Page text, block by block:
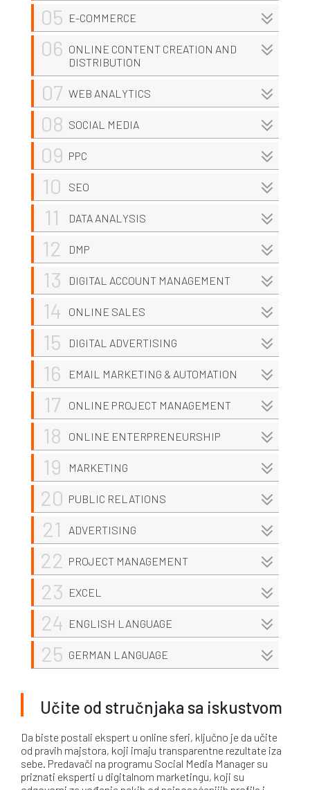
05 E-COMMERCE
06 ONLINE CONTENT CREATION AND
DISTRIBUTION
07 WEB ANALYTICS
08 SOCIAL MEDIA
09 PPC
10 SEO
11 DATA ANALYSIS
12 DMP
13 DIGITAL ACCOUNT MANAGEMENT
14 ONLINE SALES
15 DIGITAL ADVERTISING
16 EMAIL MARKETING & AUTOMATION
17 ONLINE PROJECT MANAGEMENT
18 ONLINE ENTERPRENEURSHIP
19 MARKETING
20 PUBLIC RELATIONS
21 ADVERTISING
22 PROJECT MANAGEMENT
23 EXCEL
24 ENGLISH LANGUAGE
25 GERMAN LANGUAGE
Učite od stručnjaka sa iskustvom
Da biste postali ekspert u online sferi, ključno je da učite
od pravih majstora, koji imaju transparentne rezultate iza
sebe. Predavači na programu Social Media Manager su
priznati eksperti u digitalnom marketingu, koji su